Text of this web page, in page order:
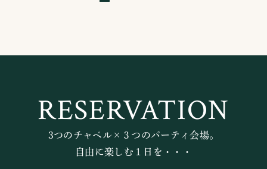
RESERVATION
3つのチャペル×３つのパーティ会場。
自由に楽しむ１日を・・・